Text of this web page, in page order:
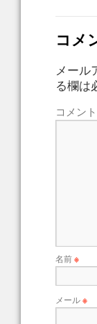
コメ
メール
る欄は
コメント
名前※
メール※